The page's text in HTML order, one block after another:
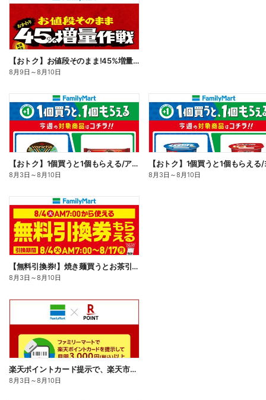
【おトク】お値段そのまま!45%増量作戦!
8月9日 ～8月10日
【おトク】1個買うと1個もらえる/アイス
8月3日 ～8月10日 8月3日 ～8月10日
【無料引換券!】焼き麺買うとお茶引換券貰える!
8月3日 ～8月10日
楽天ポイントカード提示で、楽天市場でのお買い物がおトクに!
8月3日 ～8月10日